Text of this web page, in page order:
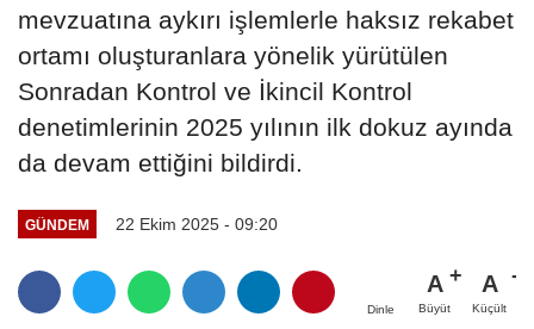
mevzuatına aykırı işlemlerle haksız rekabet
ortamı oluşturanlara yönelik yürütülen
Sonradan Kontrol ve İkincil Kontrol
denetimlerinin 2025 yılının ilk dokuz ayında
da devam ettiğini bildirdi.
GÜNDEM 22 Ekim 2025 - 09:20
Dinle
A
Büyüt
A
Küçült